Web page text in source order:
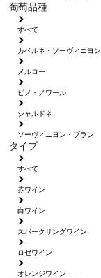
葡萄品種
すべて
カベルネ・ソーヴィニヨン
メルロー
ピノ・ノワール
シャルドネ
ソーヴィニヨン・ブラン
タイプ
すべて
赤ワイン
白ワイン
スパークリングワイン
ロゼワイン
オレンジワイン